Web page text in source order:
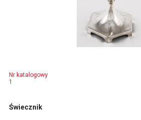
Nr katalogowy
1
Świecznik